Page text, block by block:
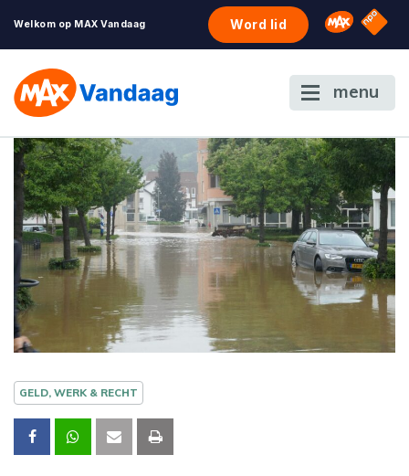
Welkom op MAX Vandaag Word lid Omroep
NPO
menu
GELD, WERK & RECHT